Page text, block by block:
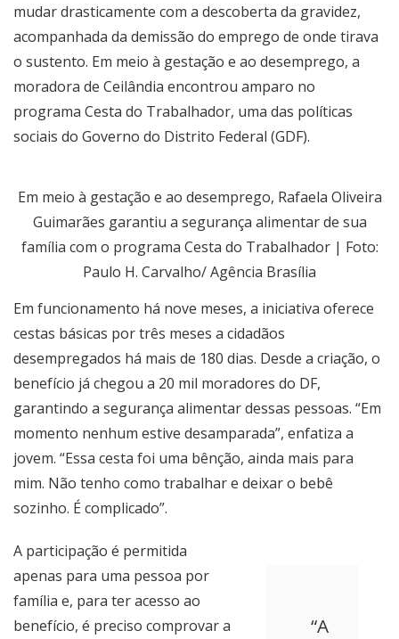
mudar drasticamente com a descoberta da gravidez,
acompanhada da demissão do emprego de onde tirava
o sustento. Em meio à gestação e ao desemprego, a
moradora de Ceilândia encontrou amparo no
programa Cesta do Trabalhador, uma das políticas
sociais do Governo do Distrito Federal (GDF).
Em meio à gestação e ao desemprego, Rafaela Oliveira
Guimarães garantiu a segurança alimentar de sua
família com o programa Cesta do Trabalhador | Foto:
Paulo H. Carvalho/ Agência Brasília
Em funcionamento há nove meses, a iniciativa oferece
cestas básicas por três meses a cidadãos
desempregados há mais de 180 dias. Desde a criação, o
benefício já chegou a 20 mil moradores do DF,
garantindo a segurança alimentar dessas pessoas. “Em
momento nenhum estive desamparada”, enfatiza a
jovem. “Essa cesta foi uma bênção, ainda mais para
mim. Não tenho como trabalhar e deixar o bebê
sozinho. É complicado”.
“A
A participação é permitida
apenas para uma pessoa por
família e, para ter acesso ao
benefício, é preciso comprovar a